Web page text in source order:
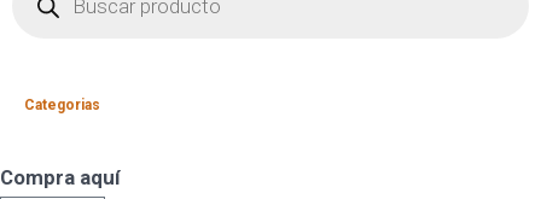
Categorias
Compra aquí